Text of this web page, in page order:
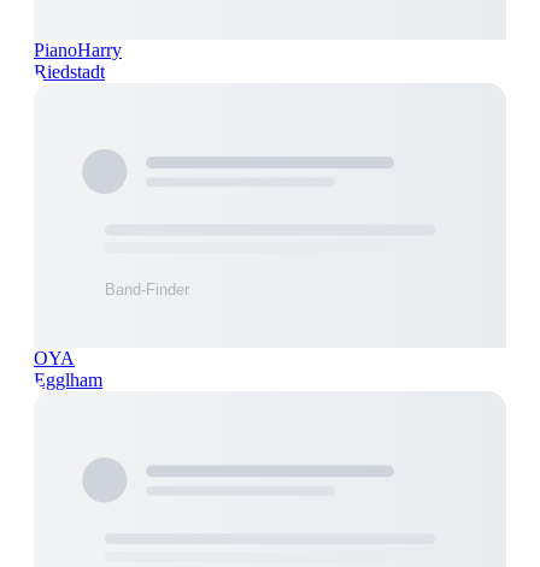
PianoHarry
Riedstadt
OYA
Egglham